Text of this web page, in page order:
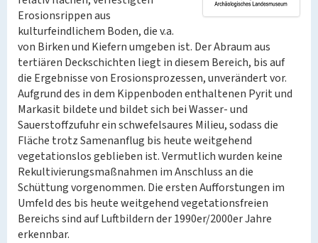
Erosionsrippen aus
kulturfeindlichem Boden, die v.a.
von Birken und Kiefern umgeben ist. Der Abraum aus
tertiären Deckschichten liegt in diesem Bereich, bis auf
die Ergebnisse von Erosionsprozessen, unverändert vor.
Aufgrund des in dem Kippenboden enthaltenen Pyrit und
Markasit bildete und bildet sich bei Wasser- und
Sauerstoffzufuhr ein schwefelsaures Milieu, sodass die
Fläche trotz Samenanflug bis heute weitgehend
vegetationslos geblieben ist. Vermutlich wurden keine
Rekultivierungsmaßnahmen im Anschluss an die
Schüttung vorgenommen. Die ersten Aufforstungen im
Umfeld des bis heute weitgehend vegetationsfreien
Bereichs sind auf Luftbildern der 1990er/2000er Jahre
erkennbar.